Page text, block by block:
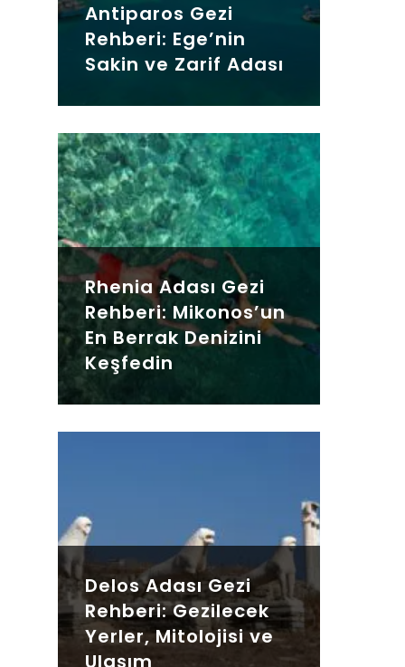
Antiparos Gezi
Rehberi: Ege’nin
Sakin ve Zarif Adası
Rhenia Adası Gezi
Rehberi: Mikonos’un
En Berrak Denizini
Keşfedin
Delos Adası Gezi
Rehberi: Gezilecek
Yerler, Mitolojisi ve
Ulaşım